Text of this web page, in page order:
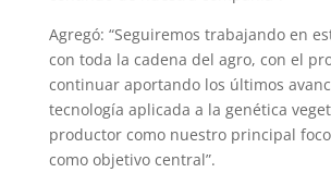
Agregó: “Seguiremos trabajando en
con toda la cadena del agro, con el
continuar aportando los últimos
tecnología aplicada a la genética
productor como nuestro principal
como objetivo central”.